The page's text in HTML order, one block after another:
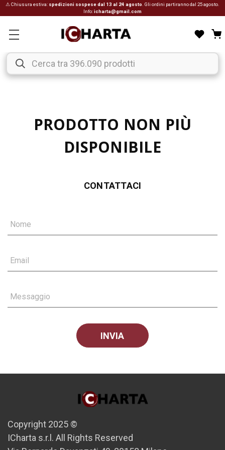
⚠ Chiusura estiva: spedizioni sospese dal 13 al 24 agosto . Gli ordini partiranno dal 25 agosto.
Info:icharta@gmail.com
PRODOTTO NON PIÙ
DISPONIBILE
CONTATTACI
Nome
Email
Messaggio
Copyright 2025 ©
ICharta s.r.l. All Rights Reserved